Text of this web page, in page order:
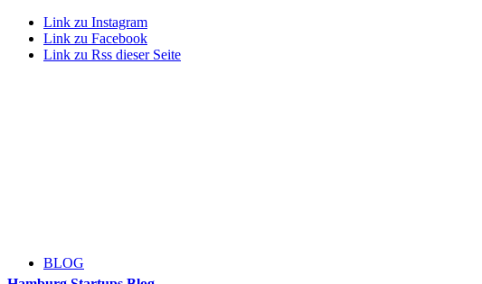
Link zu Instagram
Link zu Facebook
Link zu Rss dieser Seite
BLOG